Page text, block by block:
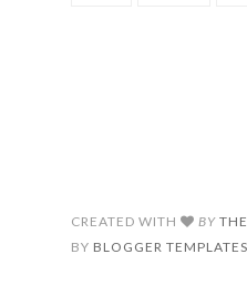
BYBLOGGER TEMPLATES